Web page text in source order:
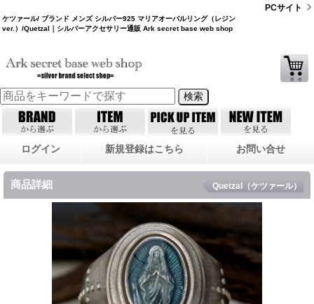
ケツァール/ ブランド メンズ シルバー925 マリアオーバルリング（レジン
ver.）/Quetzal｜シルバーアクセサリー通販 Ark secret base web shop
PCサイト
ログイン 新規登録はこちら お問い合せ
商品詳細 Quetzal（ケツァール）